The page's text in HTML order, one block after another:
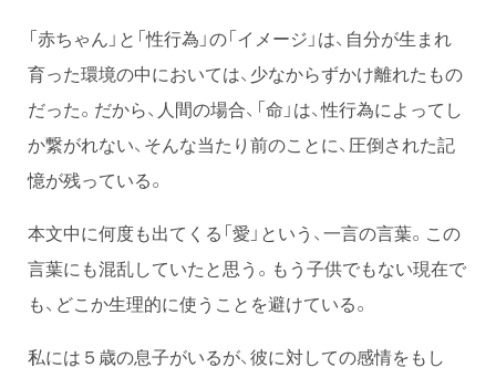
「赤ちゃん」と「性行為」の「イメージ」は、自分が生まれ
育った環境の中においては、少なからずかけ離れたもの
だった。だから、人間の場合、「命」は、性行為によってし
か繋がれない、そんな当たり前のことに、圧倒された記
憶が残っている。
本文中に何度も出てくる「愛」という、一言の言葉。この
言葉にも混乱していたと思う。もう子供でもない現在で
も、どこか生理的に使うことを避けている。
私には５歳の息子がいるが、彼に対しての感情をもし